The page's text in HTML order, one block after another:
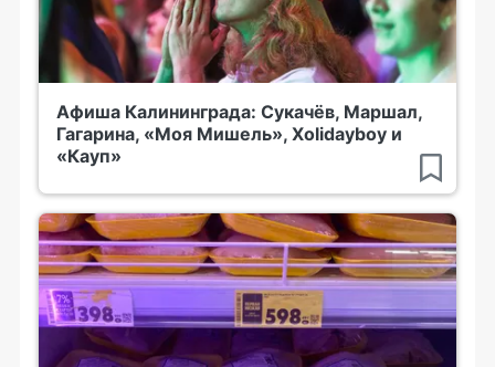
Афиша Калининграда: Сукачёв, Маршал,
Гагарина, «Моя Мишель», Xolidayboy и
«Кауп»